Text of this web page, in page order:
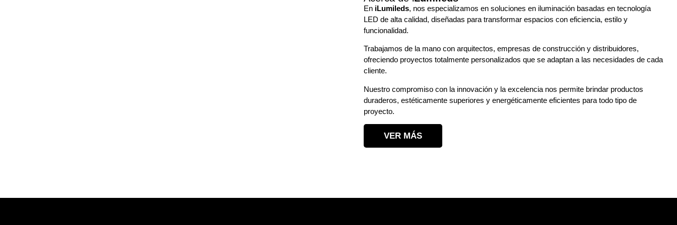
En iLumileds, nos especializamos en soluciones en iluminación basadas en tecnología
LED de alta calidad, diseñadas para transformar espacios con eficiencia, estilo y
funcionalidad.
Trabajamos de la mano con arquitectos, empresas de construcción y distribuidores,
ofreciendo proyectos totalmente personalizados que se adaptan a las necesidades de cada
cliente.
Nuestro compromiso con la innovación y la excelencia nos permite brindar productos
duraderos, estéticamente superiores y energéticamente eficientes para todo tipo de
proyecto.
VER MÁS